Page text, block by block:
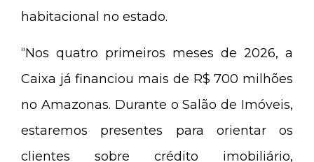
habitacional no estado.
“Nos quatro primeiros meses de 2026, a
Caixa já financiou mais de R$ 700 milhões
no Amazonas. Durante o Salão de Imóveis,
estaremos presentes para orientar os
clientes sobre crédito imobiliário,